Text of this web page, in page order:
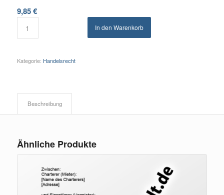
9,85€
In den Warenkorb
Kategorie: Handelsrecht
Beschreibung
Ähnliche Produkte